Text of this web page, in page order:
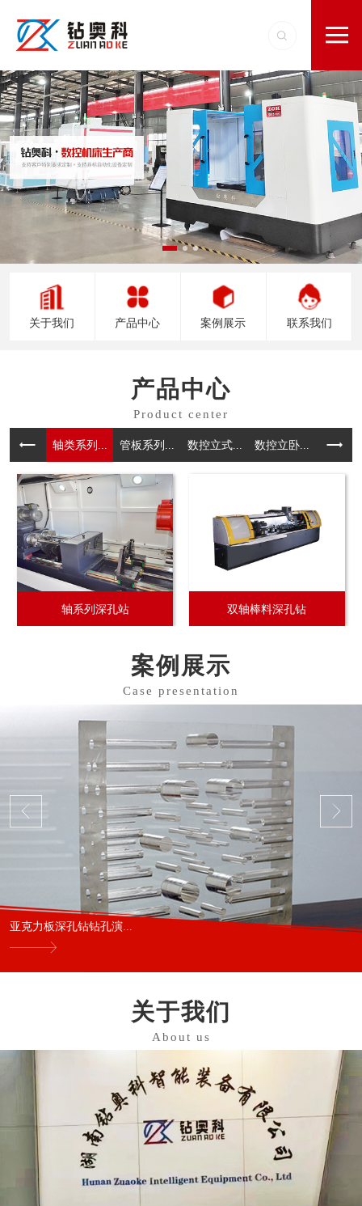
关于我们 产品中心 案例展示 联系我们
产品中心
轴类系列... 管板系列... 数控⽴式... 数控立卧... 三轴系
轴系列深孔站 双轴棒料深孔钻
案例展示
亚克力板深孔钻钻孔演...
关于我们